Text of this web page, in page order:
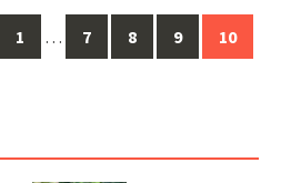
1 … 7 8 9 10